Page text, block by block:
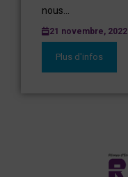
nous...
21 novembre, 2022
Plus d'infos